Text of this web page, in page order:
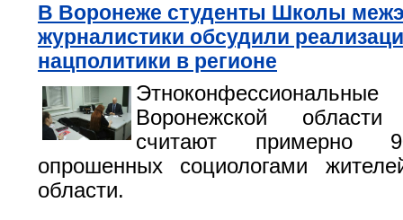
В Воронеже студенты Школы
журналистики обсудили
нацполитики в регионе
Воронежской
считают примерно
опрошенных социологами
области.